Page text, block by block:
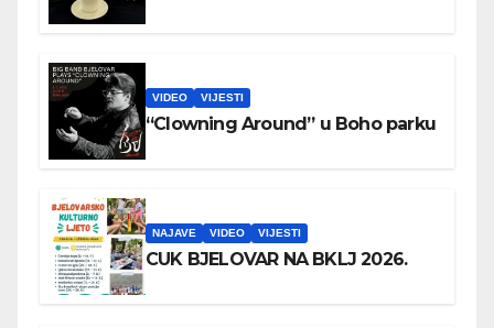
VIDEO VIJESTI
“Clowning Around” u Boho parku
NAJAVE VIDEO VIJESTI
CUK BJELOVAR NA BKLJ 2026.